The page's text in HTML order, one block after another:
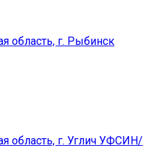
область, г. Рыбинск
область, г. Углич УФСИН/